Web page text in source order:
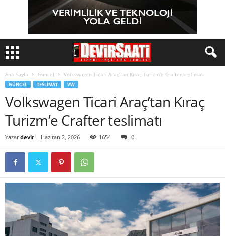
Ana Sayfa Güncel Volkswagen Ticari Araç’tan Kıraç Turizm’e Crafter teslimatı
GÜNCEL TESLIMAT VW
Volkswagen Ticari Araç’tan Kıraç
Turizm’e Crafter teslimatı
Yazar devir - Haziran 2, 2026 1654 0